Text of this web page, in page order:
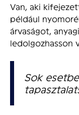
Van, aki
például
árvaságot,
ledolgozhasson
Sok